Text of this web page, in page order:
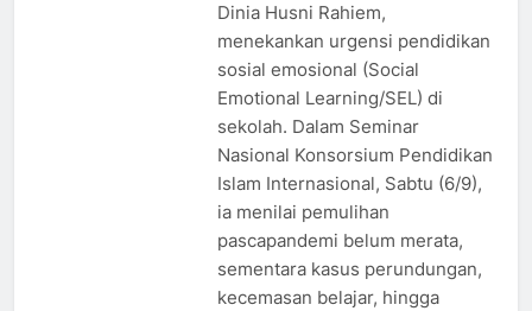
Dinia Husni Rahiem,
menekankan urgensi pendidikan
sosial emosional (Social
Emotional Learning/SEL) di
sekolah. Dalam Seminar
Nasional Konsorsium Pendidikan
Islam Internasional, Sabtu (6/9),
ia menilai pemulihan
pascapandemi belum merata,
sementara kasus perundungan,
kecemasan belajar, hingga